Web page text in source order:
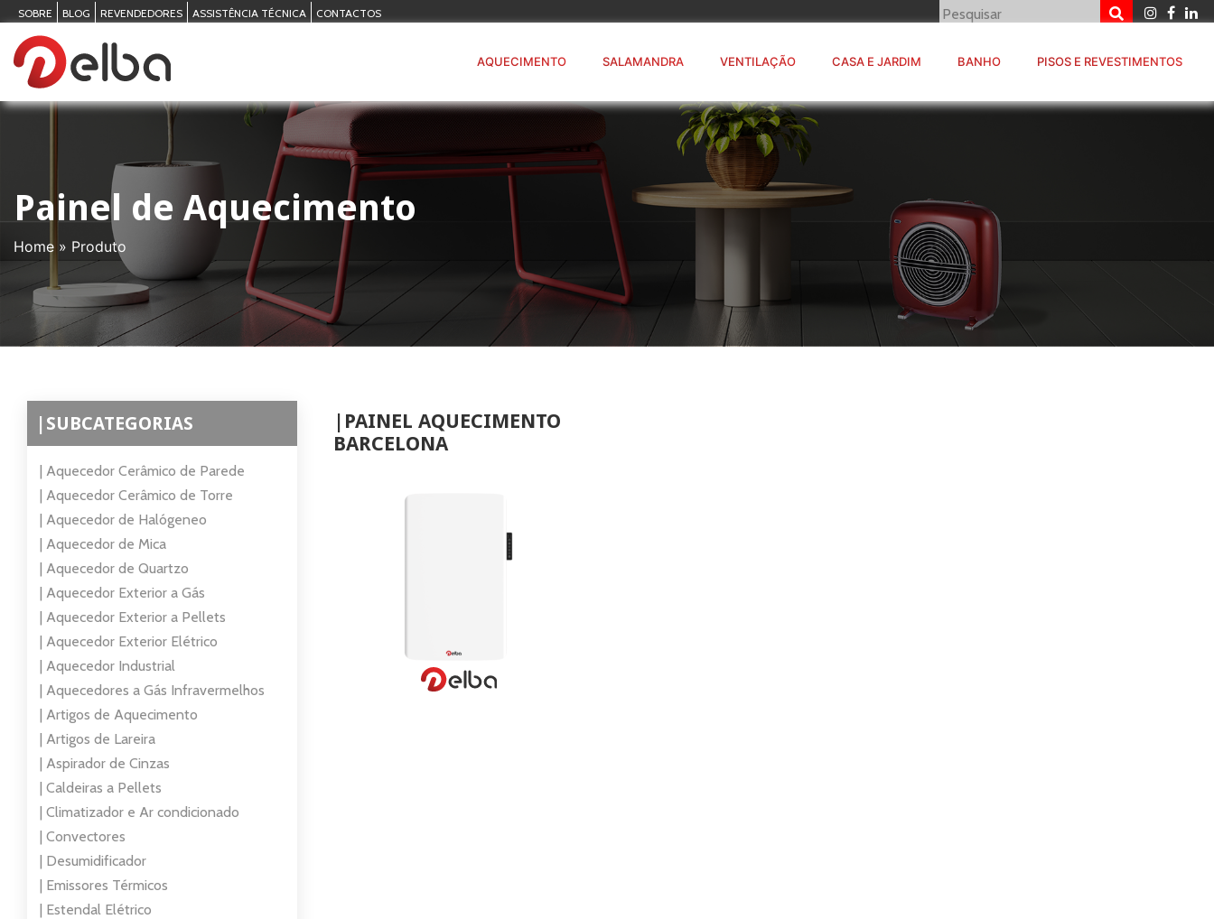
SOBRE BLOG REVENDEDORES ASSISTÊNCIA TÉCNICA CONTACTOS
AQUECIMENTO SALAMANDRA VENTILAÇÃO CASA E JARDIM BANHO PISOS E REVESTIMENTOS
Painel de Aquecimento
Home » Produto
|SUBCATEGORIAS
| Aquecedor Cerâmico de Parede
| Aquecedor Cerâmico de Torre
| Aquecedor de Halógeneo
| Aquecedor de Mica
| Aquecedor de Quartzo
| Aquecedor Exterior a Gás
| Aquecedor Exterior a Pellets
| Aquecedor Exterior Elétrico
| Aquecedor Industrial
| Aquecedores a Gás Infravermelhos
| Artigos de Aquecimento
| Artigos de Lareira
| Aspirador de Cinzas
| Caldeiras a Pellets
| Climatizador e Ar condicionado
| Convectores
| Desumidificador
| Emissores Térmicos
| Estendal Elétrico
|PAINEL AQUECIMENTO
BARCELONA
VER MAIS